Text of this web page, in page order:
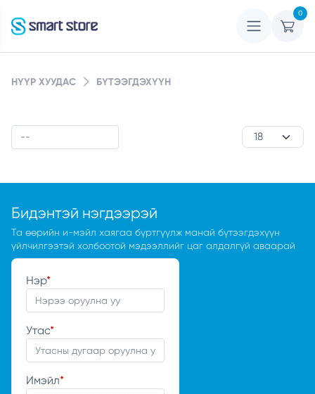
0
НҮҮР ХУУДАС БҮТЭЭГДЭХҮҮН
Бидэнтэй нэгдээрэй
Та өөрийн и-мэйл хаягаа бүртгүүлж манай бүтээгдэхүүн
үйлчилгээтэй холбоотой мэдээллийг цаг алдалгүй аваарай
Нэр*
Утас*
Имэйл*